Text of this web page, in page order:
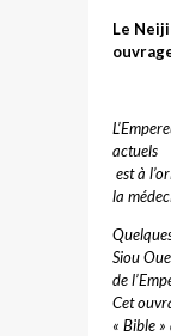
Le
actuels
est à
la
Siou
de
Cet
« Bible